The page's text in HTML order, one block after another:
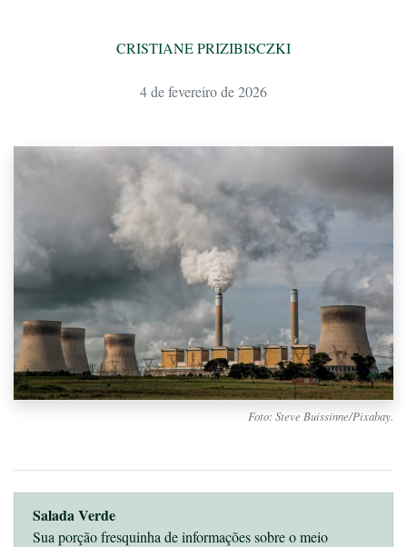
CRISTIANE PRIZIBISCZKI
4 de fevereiro de 2026
Foto: Steve Buissinne/Pixabay.
Salada Verde
Sua porção fresquinha de informações sobre o meio